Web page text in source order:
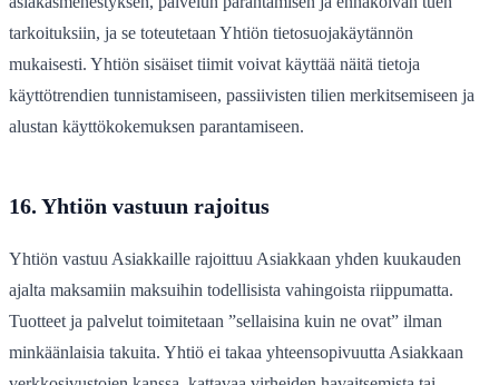
tarkoituksiin, ja se toteutetaan Yhtiön tietosuojakäytännön
mukaisesti. Yhtiön sisäiset tiimit voivat käyttää näitä tietoja
käyttötrendien tunnistamiseen, passiivisten tilien merkitsemiseen ja
alustan käyttökokemuksen parantamiseen.
16. Yhtiön vastuun rajoitus
Yhtiön vastuu Asiakkaille rajoittuu Asiakkaan yhden kuukauden
ajalta maksamiin maksuihin todellisista vahingoista riippumatta.
Tuotteet ja palvelut toimitetaan ”sellaisina kuin ne ovat” ilman
minkäänlaisia takuita. Yhtiö ei takaa yhteensopivuutta Asiakkaan